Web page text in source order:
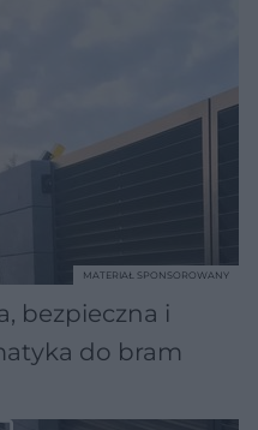
bezpieczna i
do bram
MATERIAŁ SPONSOROWANY